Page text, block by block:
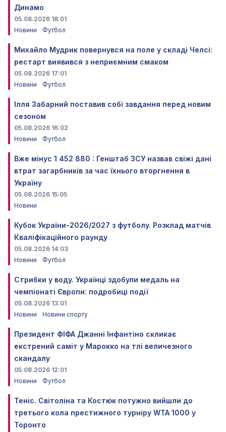
Динамо
05.08.2026 18:01
Новини
Футбол
Михайло Мудрик повернувся на поле у складі Челсі:
рестарт виявився з неприємним смаком
05.08.2026 17:01
Новини
Футбол
Ілля Забарний поставив собі завдання перед новим
сезоном
05.08.2026 16:02
Новини
Футбол
Вже мінус 1 452 880 : Генштаб ЗСУ назвав свіжі дані
втрат загарбників за час їхнього вторгнення в
Україну
05.08.2026 15:05
Новини
Кубок України-2026/2027 з футболу. Розклад матчів
Кваліфікаційного раунду
05.08.2026 14:03
Новини
Футбол
Стрибки у воду. Українці здобули медаль на
чемпіонаті Європи: подробиці події
05.08.2026 13:01
Новини
Новини спорту
Президент ФІФА Джанні Інфантіно скликає
екстрений саміт у Марокко на тлі величезного
скандалу
05.08.2026 12:01
Новини
Футбол
Теніс. Світоліна та Костюк потужно вийшли до
третього кола престижного турніру WTA 1000 у
Торонто